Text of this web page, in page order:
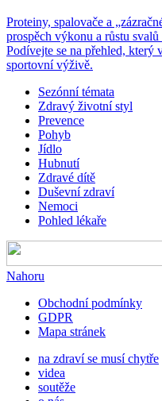
Proteiny, spalovače a
prospěch výkonu a růstu
Podívejte se na přehled, který
sportovní výživě.
Sezónní témata
Zdravý životní styl
Prevence
Pohyb
Jídlo
Hubnutí
Zdravé dítě
Duševní zdraví
Nemoci
Pohled lékaře
Nahoru
Obchodní podmínky
GDPR
Mapa stránek
na zdraví se musí chytře
videa
soutěže